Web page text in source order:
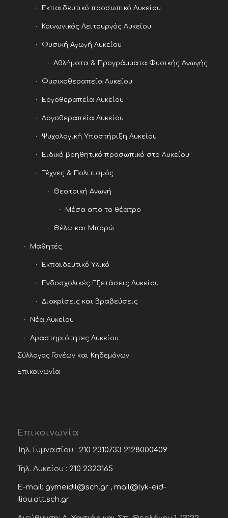
Εκπαιδευτικό προσωπικό Λυκείου
Κοινωνικός Λειτουργός Λυκείου
Φυσική Αγωγή Λυκείου
Αθλήματα & Προγράμματα Φυσικής Αγωγής
Φυσικοθεραπεία Λυκείου
Εργοθεραπεία Λυκείου
Λογοθεραπεία Λυκείου
Ψυχολογική Υποστήριξη Λυκείου
Ειδικό βοηθητικό προσωπικό στο Λυκείου
Τέχνες & Πολιτισμός
Θεατρική Αγωγή
Μέσα απο το θέατρο
Θέλω και Μπορώ
Μαθητές
Εκπαιδευτικό Υλικό
Ενδοσχολικές Εξετάσεις Λυκείου
Διακρίσεις και Βραβεύσεις
Νέα Λυκείου
Δραστηριότητες Λυκείου
Σύλλογος Γονέων και Κηδεμόνων
Επικοινωνία
Επικοινωνία
Τηλ. Γυμνασίου : 210 2310733 2128000409
Τηλ. Λυκείου : 210 2323165
E-mail: gymeidil@sch.gr, mail@lyk-eid-
iliou.att.sch.gr